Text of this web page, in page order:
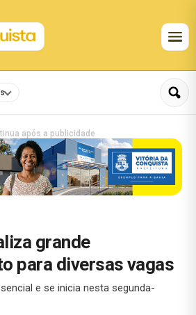
após a publicidade
grande
para diversas vagas
e se inicia nesta segunda-